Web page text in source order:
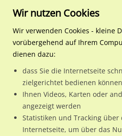
Regionale Plakatwerbung
Nutze günstige
Wir nutzen Cookies
Wir verwenden Cookies - kleine
vorübergehend auf Ihrem
dienen dazu:
dass Sie die Internetseite
zielgerichtet bedienen können
Ihnen Videos, Karten oder
angezeigt werden
Statistiken und Tracking
Internetseite, um über das